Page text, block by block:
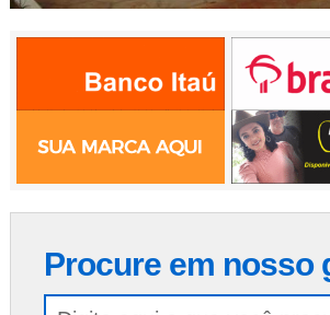
Procure em nosso